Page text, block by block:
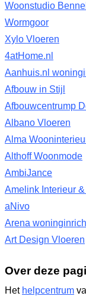
Woonstudio
Wormgoor
Xylo Vloeren
4atHome.nl
Aanhuis.nl
Afbouw in Stijl
Afbouwcentrump
Albano Vloeren
Alma
Althoff Woonmode
AmbiJance
Amelink Interieur
aNivo
Arena
Art Design Vloeren
Over deze
Het helpcentrum